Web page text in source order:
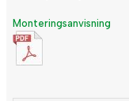
Monteringsanvisning